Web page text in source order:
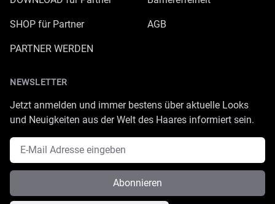
SHOP für Partner
PARTNER WERDEN
AGB
NEWSLETTER
Jetzt anmelden und immer bestens über aktuelle Looks
und Neuigkeiten aus der Welt des Haares informiert sein.
E-Mail Adresse
Abonnieren